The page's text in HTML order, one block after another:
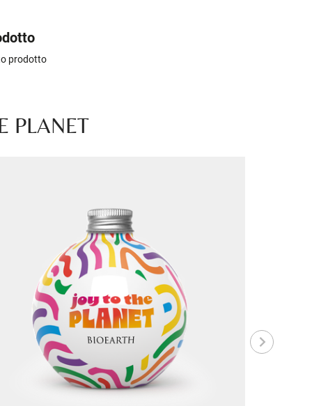
prodotto
PLANET